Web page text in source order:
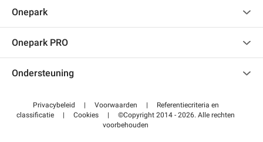
Onepark
Onepark PRO
Word partner van Onepark
Ondersteuning
Helpcentrum
Privacybeleid | Voorwaarden |
Referentiecriteria en
classificatie
| Cookies |
©Copyright 2014 - 2026. Alle rechten
voorbehouden